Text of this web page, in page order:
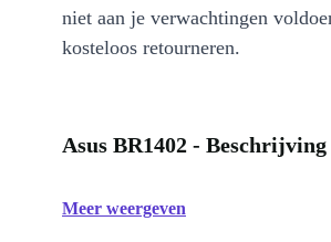
niet aan je verwachtingen
kosteloos retourneren.
Asus BR1402 - Beschrijving
Meer weergeven